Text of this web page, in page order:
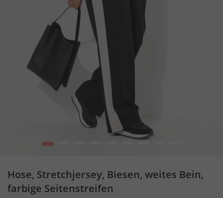
1
Hose, Stretchjersey, Biesen, weites Bein,
farbige Seitenstreifen